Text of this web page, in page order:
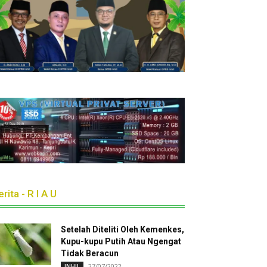
- R I A U
Setelah Diteliti Oleh Kemenkes,
Kupu-kupu Putih Atau Ngengat
Tidak Beracun